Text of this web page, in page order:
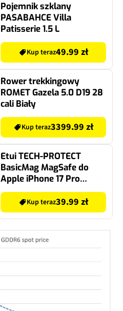
Pojemnik szklany
PASABAHCE Villa
Patisserie 1.5 L
Kup teraz49.99 zł
Rower trekkingowy
ROMET Gazela 5.0 D19 28
cali Biały
Kup teraz3399.99 zł
Etui TECH-PROTECT
BasicMag MagSafe do
Apple iPhone 17 Pro
Brązowy
Kup teraz39.99 zł